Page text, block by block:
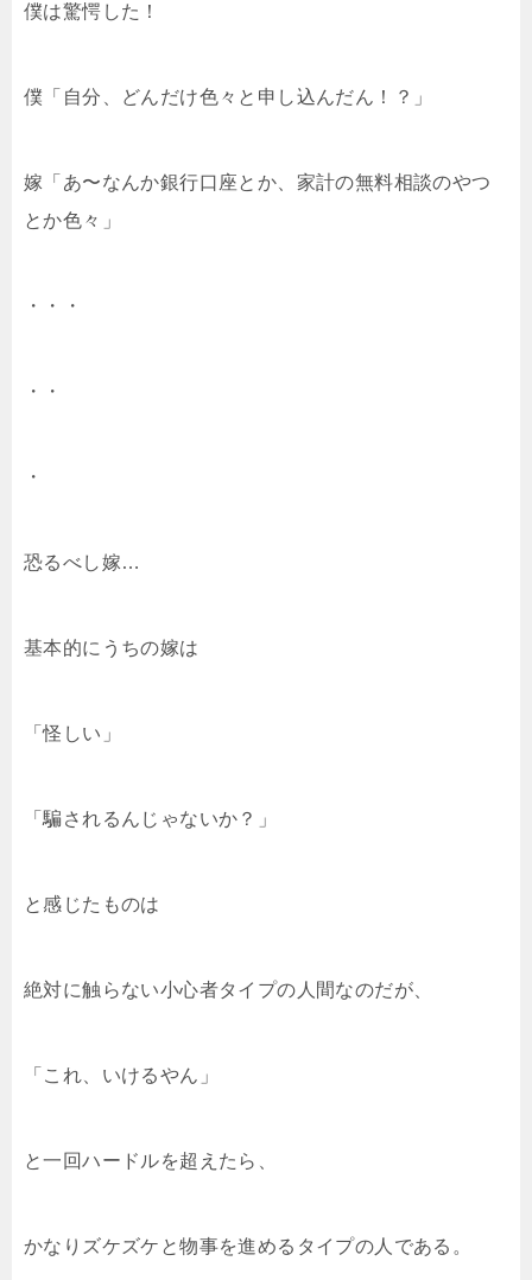
僕は驚愕した！
僕「自分、どんだけ色々と申し込んだん！？」
嫁「あ〜なんか銀行口座とか、家計の無料相談のやつ
とか色々」
・・・
・・
・
恐るべし嫁…
基本的にうちの嫁は
「怪しい」
「騙されるんじゃないか？」
と感じたものは
絶対に触らない小心者タイプの人間なのだが、
「これ、いけるやん」
と一回ハードルを超えたら、
かなりズケズケと物事を進めるタイプの人である。